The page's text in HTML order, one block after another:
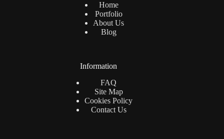
Home
Portfolio
About Us
Blog
Information
FAQ
Site Map
Cookies Policy
Contact Us